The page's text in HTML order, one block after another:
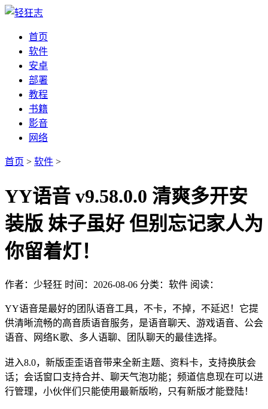
首页
软件
安卓
部署
教程
书籍
影音
网络
首页 > 软件 >
YY语音 v9.58.0.0 清爽多开安
装版 妹子虽好 但别忘记家人为
你留着灯！
作者：少轻狂 时间：2026-08-06 分类：软件 阅读：
YY语音是最好的团队语音工具，不卡，不掉，不延迟！它提
供清晰流畅的高音质语音服务，是语音聊天、游戏语音、公会
语音、网络K歌、多人语聊、团队聊天的最佳选择。
进入8.0，新版歪歪语音带来全新主题、资料卡，支持换肤会
话；会话窗口支持合并、聊天气泡功能；频道信息现在可以进
行管理，小伙伴们只能使用最新版哟，只有新版才能登陆！